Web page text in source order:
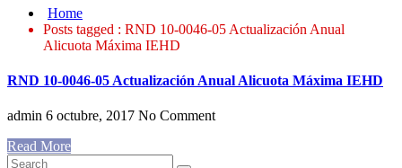
Home
Posts tagged : RND 10-0046-05 Actualización Anual
Alicuota Máxima IEHD
RND 10-0046-05 Actualización Anual Alicuota Máxima IEHD
admin 6 octubre, 2017 No Comment
Read More